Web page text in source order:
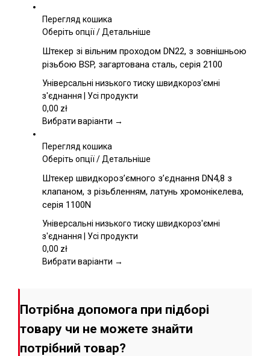
товару
Перегляд кошика
Оберіть опціїЦей
має
кілька
варіантів.
Параметри
вибрати
сторінці
товару
/Детальніше
Штекер зі вільним проходом DN22, з зовнішньою
різьбою BSP, загартована сталь, серія 2100
Універсальні низького тиску швидкороз'ємні
з'єднання | Усі продукти
0,00 zł
Вибрати варіанти →
Перегляд кошика
Оберіть опціїЦей
має
кілька
Параметри
можна
на
/Детальніше
Штекер швидкороз’ємного з’єднання DN4,8 з
клапаном, з різьбленням, латунь хромонікелева,
серія 1100N
Універсальні низького тиску швидкороз'ємні
з'єднання | Усі продукти
0,00 zł
Вибрати варіанти →
Потрібна допомога при підборі
товару чи не можете знайти
потрібний товар?